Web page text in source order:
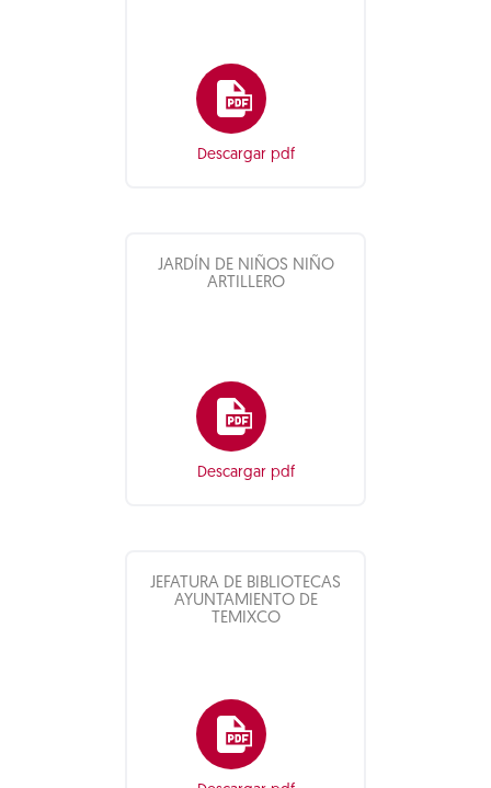
Descargar pdf
JARDÍN DE NIÑOS NIÑO
ARTILLERO
Descargar pdf
JEFATURA DE BIBLIOTECAS
AYUNTAMIENTO DE
TEMIXCO